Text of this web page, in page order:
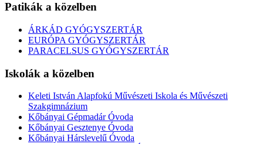
Patikák a közelben
ÁRKÁD GYÓGYSZERTÁR
EURÓPA GYÓGYSZERTÁR
PARACELSUS GYÓGYSZERTÁR
Iskolák a közelben
Keleti István Alapfokú Művészeti Iskola és Művészeti
Szakgimnázium
Kőbányai Gépmadár Óvoda
Kőbányai Gesztenye Óvoda
Kőbányai Hárslevelű Óvoda